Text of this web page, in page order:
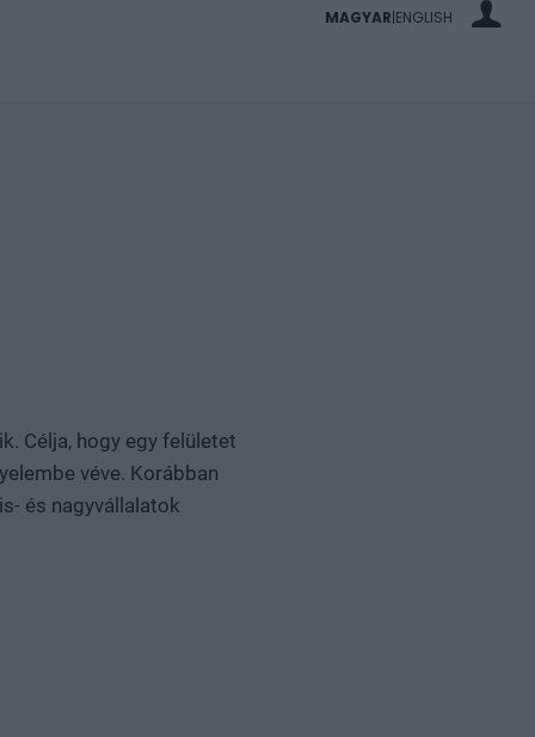
MAGYAR|ENGLISH
Célja, hogy egy felületet
véve. Korábban
és nagyvállalatok